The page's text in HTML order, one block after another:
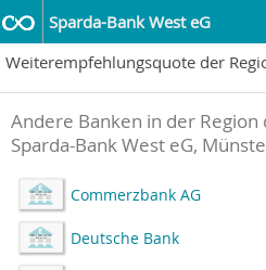
Sparda-Bank West eG
Weiterempfehlungsquote der
Andere Banken in der Region
Sparda-Bank West eG,
Commerzbank AG
Deutsche Bank